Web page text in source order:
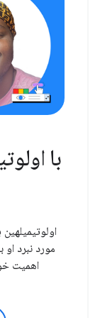
با
مورد نبرد او
اهمیت